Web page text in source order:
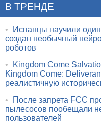
В ТРЕНДЕ
•
Испанцы научили
создан необычный
роботов
•
Kingdom Come
Kingdom Come:
реалистичную
•
После запрета FCC
пылесосов пообещали
пользователей